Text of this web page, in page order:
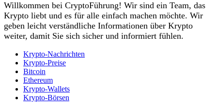
Willkommen bei CryptoFührung! Wir sind ein Team, das
Krypto liebt und es für alle einfach machen möchte. Wir
geben leicht verständliche Informationen über Krypto
weiter, damit Sie sich sicher und informiert fühlen.
Krypto-Nachrichten
Krypto-Preise
Bitcoin
Ethereum
Krypto-Wallets
Krypto-Börsen